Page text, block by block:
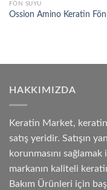
FÖN SUYU
Ossion Amino Keratin
HAKKIMIZDA
Keratin Market, keratin
satış yeridir. Satışın
korunmasını
markanın kaliteli
Bakım Ürünleri için